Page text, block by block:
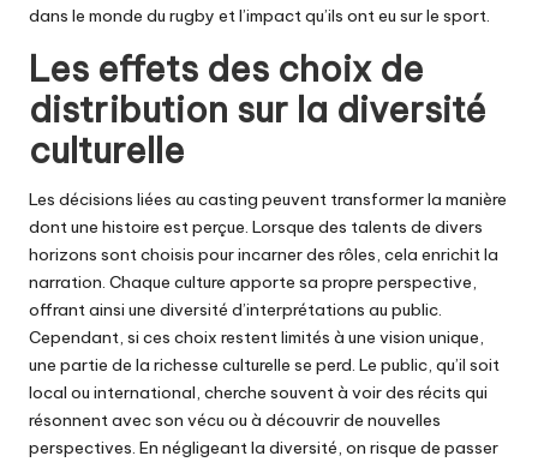
dans le monde du rugby et l’impact qu’ils ont eu sur le sport.
Les effets des choix de
distribution sur la diversité
culturelle
Les décisions liées au casting peuvent transformer la manière
dont une histoire est perçue. Lorsque des talents de divers
horizons sont choisis pour incarner des rôles, cela enrichit la
narration. Chaque culture apporte sa propre perspective,
offrant ainsi une diversité d’interprétations au public.
Cependant, si ces choix restent limités à une vision unique,
une partie de la richesse culturelle se perd. Le public, qu’il soit
local ou international, cherche souvent à voir des récits qui
résonnent avec son vécu ou à découvrir de nouvelles
perspectives. En négligeant la diversité, on risque de passer